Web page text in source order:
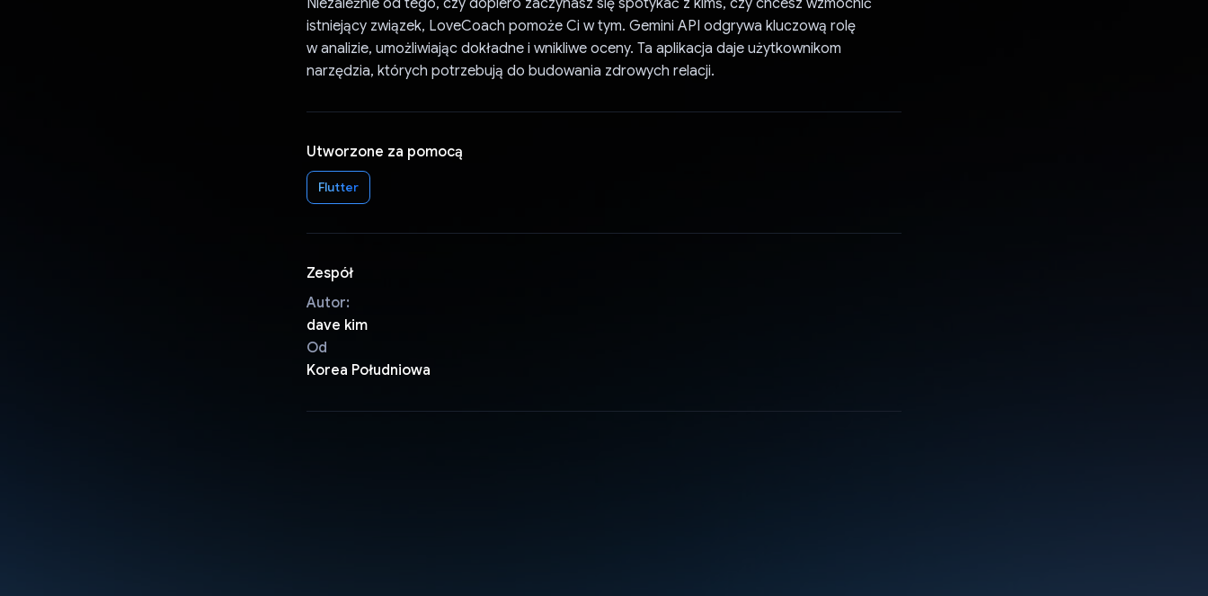
istniejący związek, LoveCoach pomoże Ci w tym. Gemini API odgrywa kluczową rolę
w analizie, umożliwiając dokładne i wnikliwe oceny. Ta aplikacja daje użytkownikom
narzędzia, których potrzebują do budowania zdrowych relacji.
Utworzone za pomocą
Flutter
Zespół
Autor:
dave kim
Od
Korea Południowa